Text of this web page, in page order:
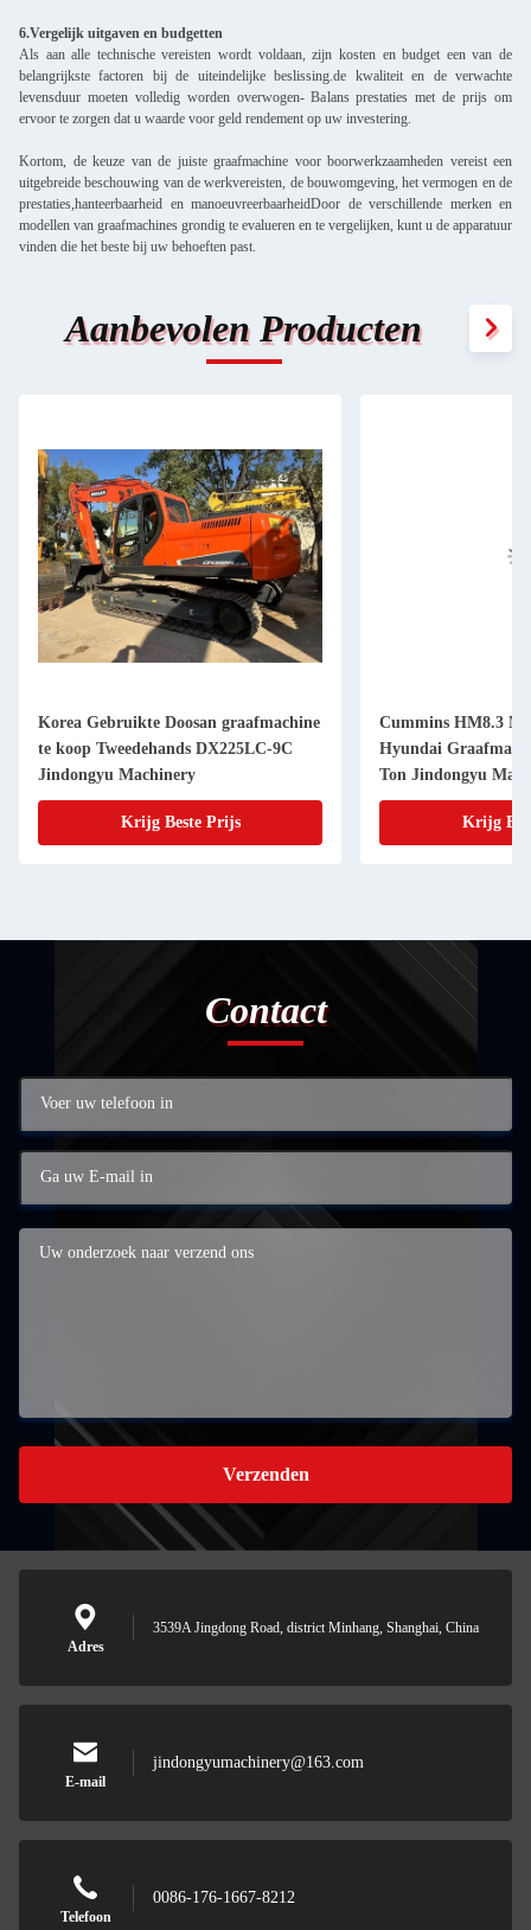
6.Vergelijk uitgaven en budgetten
Als aan alle technische vereisten wordt voldaan, zijn kosten en budget een van de
belangrijkste factoren bij de uiteindelijke beslissing.de kwaliteit en de verwachte
levensduur moeten volledig worden overwogen- Balans prestaties met de prijs om
ervoor te zorgen dat u waarde voor geld rendement op uw investering.
Kortom, de keuze van de juiste graafmachine voor boorwerkzaamheden vereist een
uitgebreide beschouwing van de werkvereisten, de bouwomgeving, het vermogen en de
prestaties,hanteerbaarheid en manoeuvreerbaarheidDoor de verschillende merken en
modellen van graafmachines grondig te evalueren en te vergelijken, kunt u de apparatuur
vinden die het beste bij uw behoeften past.
Aanbevolen Producten
Korea Gebruikte Doosan graafmachine
te koop Tweedehands DX225LC-9C
Jindongyu Machinery
Krijg Beste Prijs
Cummins HM8.3
Hyundai
Ton Jindongyu
Krijg
Contact
Verzenden
Adres
3539A Jingdong Road, district Minhang, Shanghai, China
E-mail
jindongyumachinery@163.com
Telefoon
0086-176-1667-8212